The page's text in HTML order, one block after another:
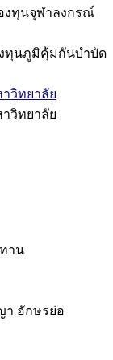
งทุนจุฬาลงกรณ์
ทุนภูมิคุ้มกันบำบัด
วิทยาลัย
วิทยาลัย
าน
อักษรย่อ